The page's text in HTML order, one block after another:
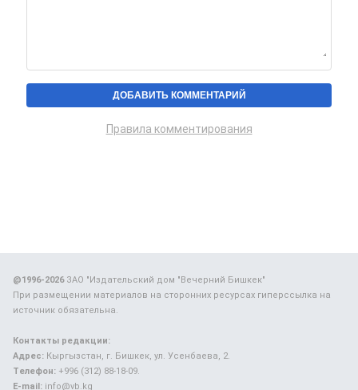
Правила комментирования
@1996-2026ЗАО "Издательский дом "Вечерний Бишкек"
При размещении материалов на сторонних ресурсах гиперссылка на
источник обязательна.
Контакты редакции:
Адрес: Кыргызстан, г. Бишкек, ул. Усенбаева, 2.
Телефон: +996 (312) 88-18-09.
E-mail: info@vb.kg